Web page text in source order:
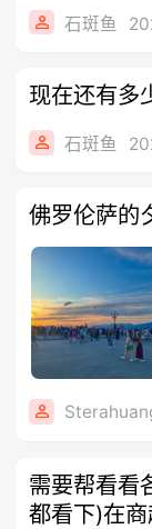
石斑鱼
现在还有多
石斑鱼
佛罗伦萨的
需要帮看看
都看下)在